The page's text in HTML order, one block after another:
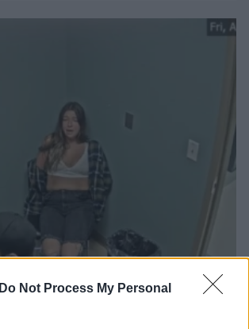
Do Not Process My Personal